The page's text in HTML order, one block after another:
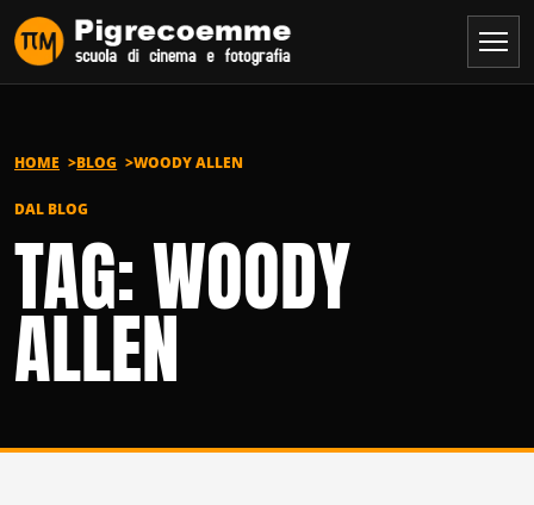
Vai al contenuto
HOME BLOG WOODY ALLEN
DAL BLOG
TAG: WOODY
ALLEN